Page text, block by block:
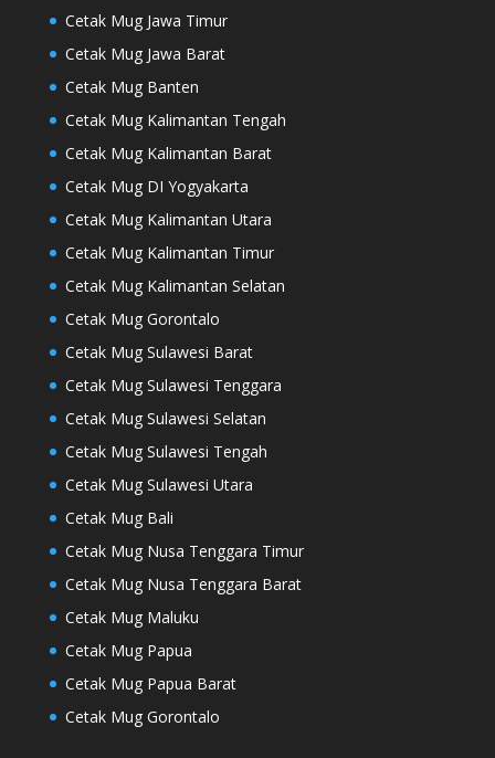
Cetak Mug Jawa Timur
Cetak Mug Jawa Barat
Cetak Mug Banten
Cetak Mug Kalimantan Tengah
Cetak Mug Kalimantan Barat
Cetak Mug DI Yogyakarta
Cetak Mug Kalimantan Utara
Cetak Mug Kalimantan Timur
Cetak Mug Kalimantan Selatan
Cetak Mug Gorontalo
Cetak Mug Sulawesi Barat
Cetak Mug Sulawesi Tenggara
Cetak Mug Sulawesi Selatan
Cetak Mug Sulawesi Tengah
Cetak Mug Sulawesi Utara
Cetak Mug Bali
Cetak Mug Nusa Tenggara Timur
Cetak Mug Nusa Tenggara Barat
Cetak Mug Maluku
Cetak Mug Papua
Cetak Mug Papua Barat
Cetak Mug Gorontalo